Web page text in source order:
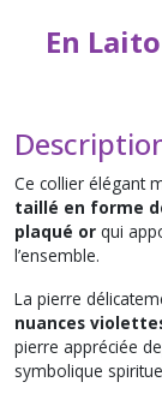
En
Ce collier élégant
taillé en forme
plaqué or qui
l’ensemble.
La pierre
nuances
pierre appréciée
symbolique